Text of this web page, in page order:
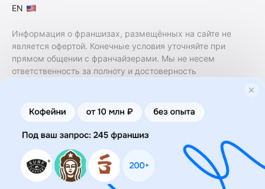
EN
Информация о франшизах, размещённых на сайте не
является офертой. Конечные условия уточняйте при
прямом общении с франчайзерами. Мы не несем
ответственность за полноту и достоверность
финансовые услуги. Заключение договоров
коммерческой концессии (франчайзинга) осуществляется
правообладателями/их представителями. Бизнесменс.ру
не является посредником или представителем
правообладателя и не несет ответственность за условия
предоставления франшизы и действия лиц,
осуществленные на основании информации, имеющейся